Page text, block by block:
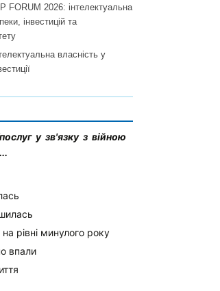
FORUM 2026: інтелектуальна
інвестицій та
власність у
у зв'язку з війною
рівні минулого року
впали